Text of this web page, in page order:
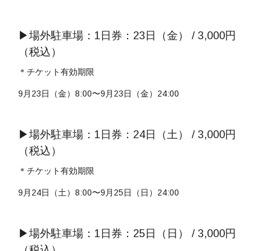
▶︎場外駐車場：1日券：23日（金） / 3,000円
（税込）
＊チケット有効期限
9月23日（金）8:00〜9月23日（金）24:00
▶︎場外駐車場：1日券：24日（土） / 3,000円
（税込）
＊チケット有効期限
9月24日（土）8:00〜9月25日（日）24:00
▶︎場外駐車場：1日券：25日（日） / 3,000円